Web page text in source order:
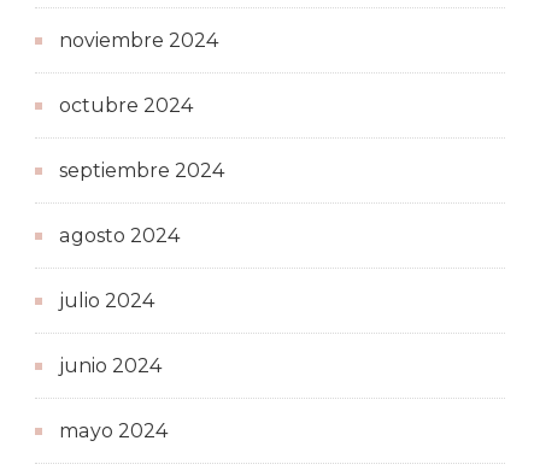
noviembre 2024
octubre 2024
septiembre 2024
agosto 2024
julio 2024
junio 2024
mayo 2024